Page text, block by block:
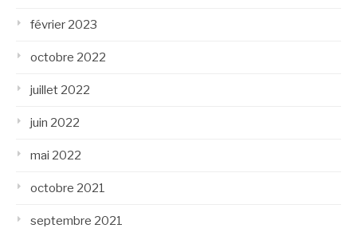
février 2023
octobre 2022
juillet 2022
juin 2022
mai 2022
octobre 2021
septembre 2021